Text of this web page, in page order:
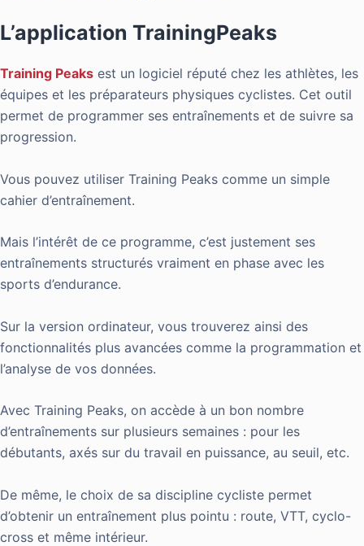
L’application TrainingPeaks
Training Peaks est un logiciel réputé chez les athlètes, les
équipes et les préparateurs physiques cyclistes. Cet outil
permet de programmer ses entraînements et de suivre sa
progression.
Vous pouvez utiliser Training Peaks comme un simple
cahier d’entraînement.
Mais l’intérêt de ce programme, c’est justement ses
entraînements structurés vraiment en phase avec les
sports d’endurance.
Sur la version ordinateur, vous trouverez ainsi des
fonctionnalités plus avancées comme la programmation et
l’analyse de vos données.
Avec Training Peaks, on accède à un bon nombre
d’entraînements sur plusieurs semaines : pour les
débutants, axés sur du travail en puissance, au seuil, etc.
De même, le choix de sa discipline cycliste permet
d’obtenir un entraînement plus pointu : route, VTT, cyclo-
cross et même intérieur.